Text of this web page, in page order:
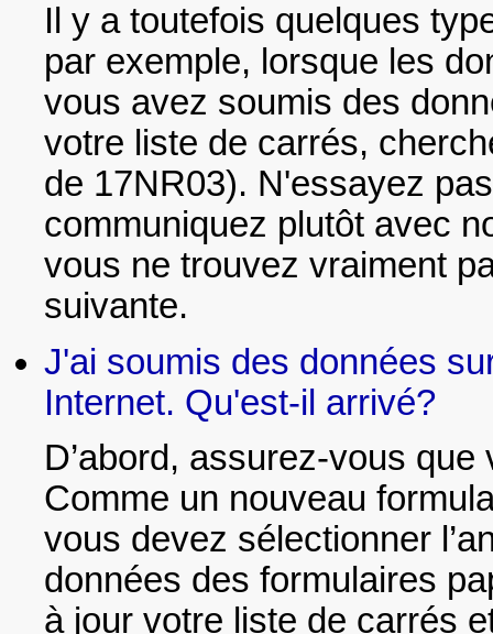
Il y a toutefois quelques
par exemple, lorsque les
vous avez soumis des
votre liste de carrés,
de 17NR03). N'essayez
communiquez plutôt avec
vous ne trouvez vraiment
suivante.
J'ai soumis des données
Internet. Qu'est-il arrivé?
D’abord, assurez-vous
Comme un nouveau
vous devez sélectionner
données des formulaires
à jour votre liste de carrés